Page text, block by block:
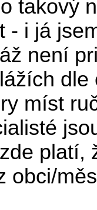
takový
- i já
není
dle
míst
platí,
obci/